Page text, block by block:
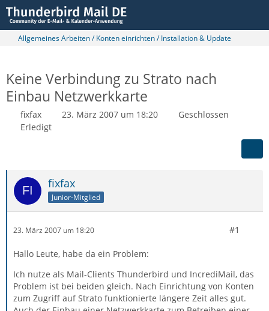
Allgemeines Arbeiten / Konten einrichten / Installation & Update
Keine Verbindung zu Strato nach
Einbau Netzwerkkarte
fixfax 23. März 2007 um 18:20
Geschlossen
Erledigt
fixfax
Junior-Mitglied
23. März 2007 um 18:20 #1
Hallo Leute, habe da ein Problem:
Ich nutze als Mail-Clients Thunderbird und IncrediMail, das
Problem ist bei beiden gleich. Nach Einrichtung von Konten
zum Zugriff auf Strato funktionierte längere Zeit alles gut.